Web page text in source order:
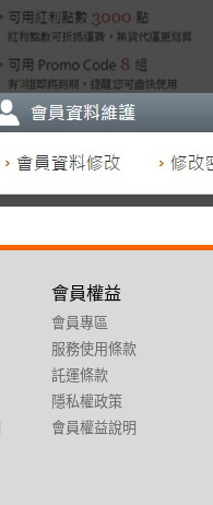
會員權益
會員專區
服務使用條款
託運條款
隱私權政策
會員權益說明